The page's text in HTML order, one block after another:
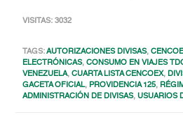
VISITAS: 3032
TAGS:AUTORIZACIONES DIVISAS,
ELECTRÓNICAS,CONSUMO EN VIAJES
VENEZUELA,CUARTA LISTA CENCOEX,
GACETA OFICIAL, PROVIDENCIA 125,
ADMINISTRACIÓN DE DIVISAS,USUARIOS